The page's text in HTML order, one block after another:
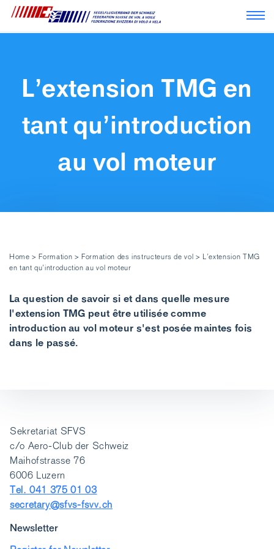
L’extension TMG en
tant qu’introduction
au vol moteur
Home >Formation >Formation des instructeurs de vol > L’extension TMG
en tant qu’introduction au vol moteur
La question de savoir si et dans quelle mesure
l'extension TMG peut être utilisée comme
introduction au vol moteur s'est posée maintes fois
dans le passé.
Sekretariat SFVS
c/o Aero-Club der Schweiz
Maihofstrasse 76
6006 Luzern
Tel. 041 375 01 03
secretary@sfvs-fsvv.ch
Newsletter